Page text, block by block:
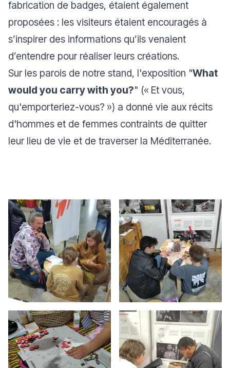
fabrication de badges, étaient également
proposées : les visiteurs étaient encouragés à
s’inspirer des informations qu’ils venaient
d’entendre pour réaliser leurs créations.
Sur les parois de notre stand, l'exposition "What
would you carry with you?" (« Et vous,
qu'emporteriez-vous? ») a donné vie aux récits
d'hommes et de femmes contraints de quitter
leur lieu de vie et de traverser la Méditerranée.